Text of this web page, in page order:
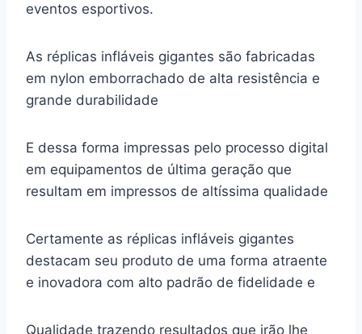
eventos esportivos.
As réplicas infláveis gigantes são fabricadas
em nylon emborrachado de alta resistência e
grande durabilidade
E dessa forma impressas pelo processo digital
em equipamentos de última geração que
resultam em impressos de altíssima qualidade
Certamente as réplicas infláveis gigantes
destacam seu produto de uma forma atraente
e inovadora com alto padrão de fidelidade e
Qualidade trazendo resultados que irão lhe